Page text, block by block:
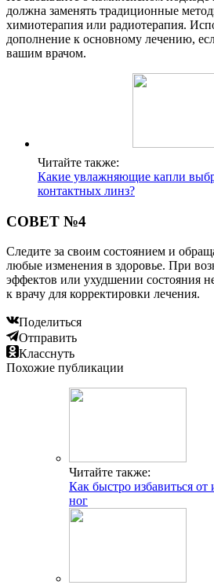
должна заменять традиционные
химиотерапия или радиотерапия.
дополнение к основному лечению,
вашим врачом.
Читайте также:
Какие увлажняющие капли
контактных линз?
СОВЕТ №4
Следите за своим состоянием и
любые изменения в здоровье. При
эффектов или ухудшении состояния
к врачу для корректировки лечения.
Поделиться
Отправить
Класснуть
Похожие публикации
Читайте также:
Как быстро избавиться
ног